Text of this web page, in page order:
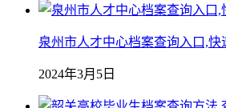
泉州市人才中心档案查询入口,快
2024年3月5日